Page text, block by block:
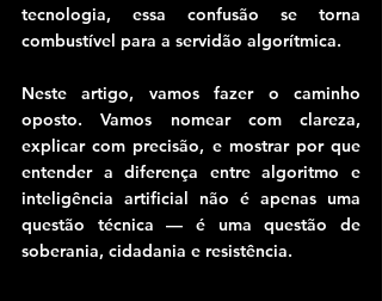
tecnologia, essa confusão se torna
combustível para a servidão algorítmica.
Neste artigo, vamos fazer o caminho
oposto. Vamos nomear com clareza,
explicar com precisão, e mostrar por que
entender a diferença entre algoritmo e
inteligência artificial não é apenas uma
questão técnica — é uma questão de
soberania, cidadania e resistência.